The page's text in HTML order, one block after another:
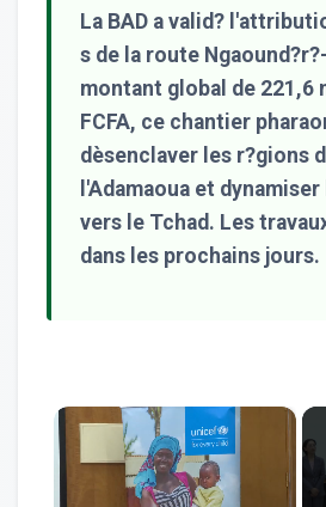
La BAD a valid?
s de la route
montant global de 221,6
FCFA, ce chantier
dèsenclaver les r?gions
l'Adamaoua et
vers le Tchad. Les
dans les prochains jours.
×